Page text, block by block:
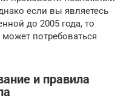
если вы являетесь
до 2005 года, то
потребоваться
и правила